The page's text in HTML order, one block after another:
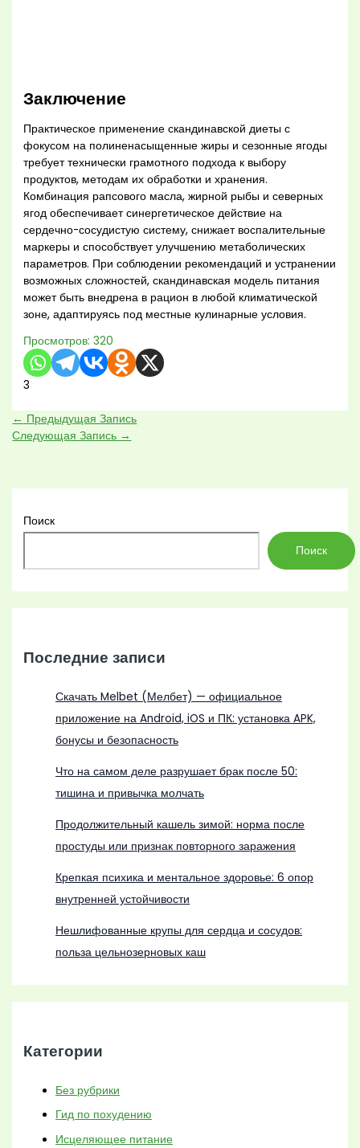
Заключение
Практическое применение скандинавской диеты с
фокусом на полиненасыщенные жиры и сезонные ягоды
требует технически грамотного подхода к выбору
продуктов, методам их обработки и хранения.
Комбинация рапсового масла, жирной рыбы и северных
ягод обеспечивает синергетическое действие на
сердечно-сосудистую систему, снижает воспалительные
маркеры и способствует улучшению метаболических
параметров. При соблюдении рекомендаций и устранении
возможных сложностей, скандинавская модель питания
может быть внедрена в рацион в любой климатической
зоне, адаптируясь под местные кулинарные условия.
Просмотров: 320
3
← Предыдущая Запись
Следующая Запись →
Поиск
Поиск
Последние записи
Скачать Melbet (Мелбет) — официальное
приложение на Android, iOS и ПК: установка APK,
бонусы и безопасность
Что на самом деле разрушает брак после 50:
тишина и привычка молчать
Продолжительный кашель зимой: норма после
простуды или признак повторного заражения
Крепкая психика и ментальное здоровье: 6 опор
внутренней устойчивости
Нешлифованные крупы для сердца и сосудов:
польза цельнозерновых каш
Категории
Без рубрики
Гид по похудению
Исцеляющее питание